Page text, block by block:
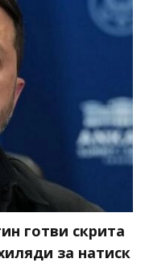
готви скрита
за натиск